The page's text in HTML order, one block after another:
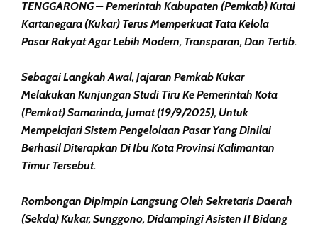
TENGGARONG – Pemerintah Kabupaten (Pemkab) Kutai
Kartanegara (Kukar) Terus Memperkuat Tata Kelola
Pasar Rakyat Agar Lebih Modern, Transparan, Dan Tertib.
Sebagai Langkah Awal, Jajaran Pemkab Kukar
Melakukan Kunjungan Studi Tiru Ke Pemerintah Kota
(Pemkot) Samarinda, Jumat (19/9/2025), Untuk
Mempelajari Sistem Pengelolaan Pasar Yang Dinilai
Berhasil Diterapkan Di Ibu Kota Provinsi Kalimantan
Timur Tersebut.
Rombongan Dipimpin Langsung Oleh Sekretaris Daerah
(Sekda) Kukar, Sunggono, Didampingi Asisten II Bidang